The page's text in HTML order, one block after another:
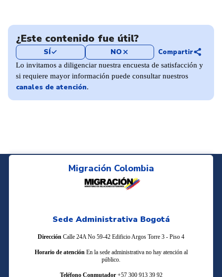
¿Este contenido fue útil?
SÍcheck NO close Compartirshare
Lo invitamos a diligenciar nuestra encuesta de satisfacción y
si requiere mayor información puede consultar nuestros
canales de atención.
Migración Colombia
Sede Administrativa Bogotá
Dirección Calle 24A No 59-42 Edificio Argos Torre 3 - Piso 4
Horario de atención En la sede administrativa no hay atención al
público.
Teléfono Conmutador +57 300 913 39 92